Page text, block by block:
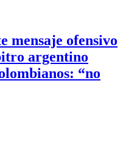
mensaje ofensivo
argentino
“no